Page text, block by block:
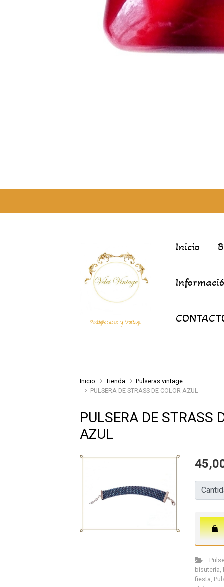
Antigüedades y Vintage
Inicio
Inicio Tienda
Pulseras vintage
PULSERA DE STRASS DE COLOR AZUL
PULSERA DE STRASS
AZUL
bisutería
fiesta